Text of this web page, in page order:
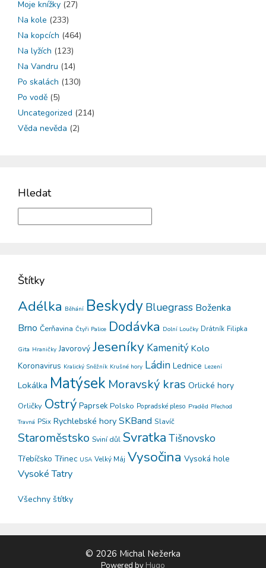
Moje knížky (27)
Na kole (233)
Na kopcích (464)
Na lyžích (123)
Na Vandru (14)
Po skalách (130)
Po vodě (5)
Uncategorized (214)
Věda nevěda (2)
Hledat
Štítky
Adélka Běhání Beskydy Bluegrass Boženka
Brno Čerňavina Čtyři Palice Dodávka Dolní Loučky Drátník Filipka
Gita Hraničky Javorový Jeseníky Kamenitý Kolo
Koronavirus Kralický Sněžník Krušné hory Ládin Lednice Lezení
Lokálka Matýsek Moravský kras Orlické hory
Orličky Ostrý Paprsek Polsko Popradské pleso Praděd Přechod
Travná PSix Rychlebské hory SKBand Slavíč
Staroměstsko Sviní důl Svratka Tišnovsko
Třebíčsko Třinec USA Velký Máj Vysočina Vysoká hole
Vysoké Tatry
Všechny štítky
© 2026 Michal Nežerka
Powered by Hugo